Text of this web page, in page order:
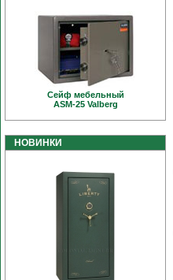
Сейф мебельный
ASM-25 Valberg
НОВИНКИ